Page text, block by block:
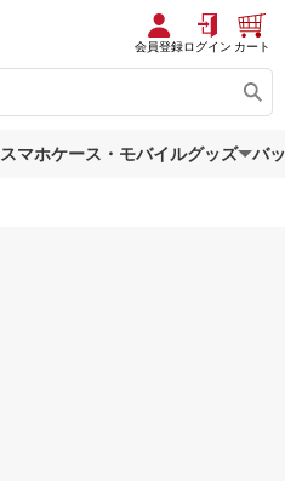
会員登録ログイン カート
スマホケース・モバイルグッズ バ